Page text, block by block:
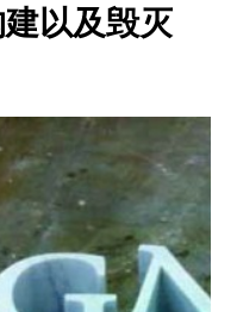
以及毁灭